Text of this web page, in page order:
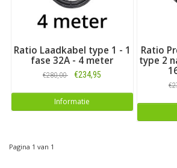
Ratio Laadkabel type 1 - 1
fase 32A - 4 meter
€280,00 €234,95
Informatie
Ratio
type 2
Pagina 1 van 1